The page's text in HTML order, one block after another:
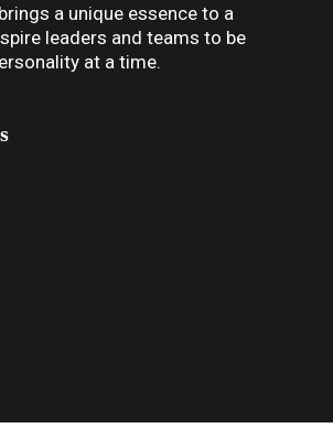
a unique essence to a
leaders and teams to be
at a time.